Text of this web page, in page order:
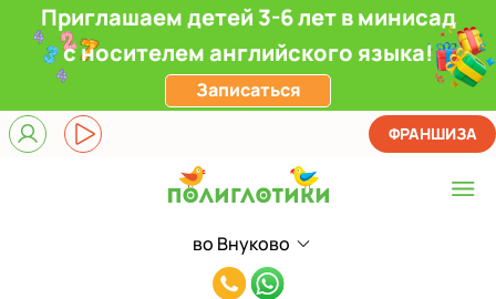
Приглашаем детей 3-6 лет в минисад
с носителем английского языка!
Записаться
во Внуково
Выберите центр
Верхние Лихоборы
8(991)949-
ФРАНШИЗА